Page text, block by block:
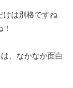
けは別格ですね
、なかなか面白